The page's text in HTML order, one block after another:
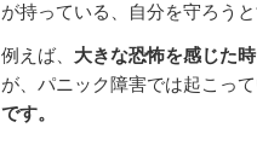
が持っている、自分を守ろう
例えば、 大きな恐怖を感じた
が、パニック障害では起こって
です。